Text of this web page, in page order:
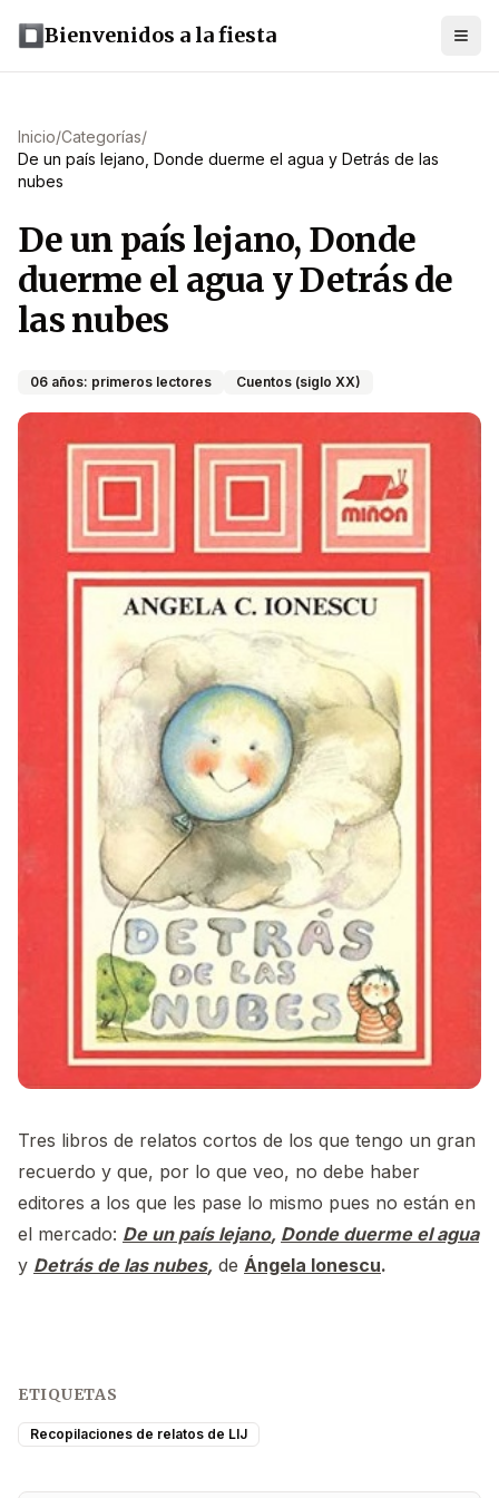
Bienvenidos a la fiesta
Inicio/Categorías/
De un país lejano, Donde duerme el agua y Detrás de las
nubes
De un país lejano, Donde
duerme el agua y Detrás de
las nubes
06 años: primeros lectores Cuentos (siglo XX)
Tres libros de relatos cortos de los que tengo un gran
recuerdo y que, por lo que veo, no debe haber
editores a los que les pase lo mismo pues no están en
el mercado: De un país lejano, Donde duerme el agua
y Detrás de las nubes, de Ángela Ionescu.
ETIQUETAS
Recopilaciones de relatos de LIJ